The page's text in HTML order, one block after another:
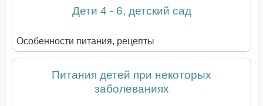
Дети 4 - 6, детский сад
Особенности питания, рецепты
Питания детей при некоторых
заболеваниях